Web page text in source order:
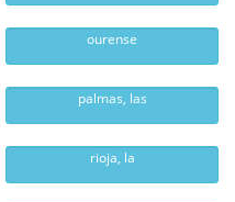
ourense
palmas, las
rioja, la